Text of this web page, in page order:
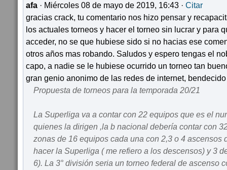
afa · Miércoles 08 de mayo de 2019, 16:43 · Citar
gracias crack, tu comentario nos hizo pensar y
los actuales torneos y hacer el torneo sin lucrar y para
acceder, no se que hubiese sido si no hacias ese
otros años mas robando. Saludos y espero tengas el
capo, a nadie se le hubiese ocurrido un torneo tan
gran genio anonimo de las redes de internet,
Propuesta de torneos para la temporada 20/21
La Superliga va a contar con 22 equipos que es el
quienes la dirigen ,la b nacional debería contar con
zonas de 16 equipos cada una con 2,3 o 4 ascensos
hacer la Superliga ( me refiero a los descensos) y 3
6). La 3° división seria un torneo federal de ascenso